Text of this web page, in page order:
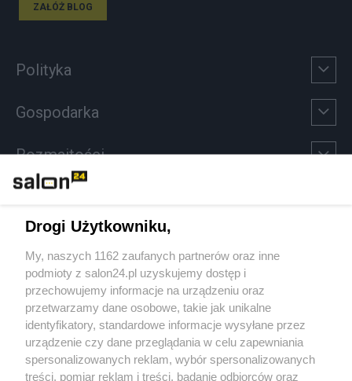
ZAŁÓŻ BLOG
Polityka
Gospodarka
Rozmaitości
Sport
Społeczeństwo
Kultura
Drogi Użytkowniku,
My, naszych 1162 zaufanych partnerów oraz inne
podmioty z salon24.pl uzyskujemy dostęp i
przechowujemy informacje na urządzeniu oraz
przetwarzamy dane osobowe, takie jak unikalne
identyfikatory, standardowe informacje wysyłane przez
urządzenie czy dane przeglądania w celu zapewniania
spersonalizowanych reklam, wybór spersonalizowanych
treści, pomiar reklam i treści, badanie odbiorców oraz